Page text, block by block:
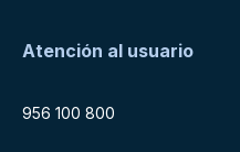
Atención al usuario
956 100 800